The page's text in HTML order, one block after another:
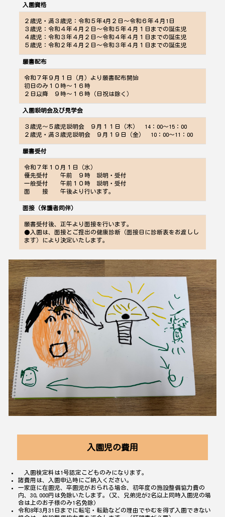
入園資格
２歳児・満３歳児：令和５年4月２日～令和６年４月1日
３歳児：令和４年４月２日～令和５年４月１日までの誕生児
４歳児：令和３年４月２日～令和４年４月１日までの誕生児
５歳児：令和２年４月２日～令和３年４月１日までの誕生児
願書配布
令和７年９月１日（月）より願書配布開始
初日のみ１０時～１６時
２日以降 ９時～１６時（日祝は除く）
入園説明会及び見学会
３歳児～５歳児説明会 ９月１１日（木） 14：00～15：00
２歳児・満３歳児説明会 ９月１９日（金） 10：00～11：00
願書受付
令和７年１０月１日（水）
優先受付 午前 ９時 説明・受付
一般受付 午前１０時 説明・受付
面 接 午後より行います。
面接（保護者同伴）
願書受付後、正午より面接を行います。
●入園は、面接とご提出の健康診断（面接日に診断表をお渡しし
ます）により決定いたします。
入園児の費用
入園検定料は1号認定こどものみになります。
諸費用は、入園申込時にご納入ください。
一家庭に在園児、卒園児がおられる場合、初年度の施設整備協力費の
内、30,000円 は免除いたします。 (又、兄弟児が2名以上同時入園児の場
合は上のお子様のみ1名免除)
令和8年3月31 日までに転宅・転勤などの理由でやむを得ず入園できない